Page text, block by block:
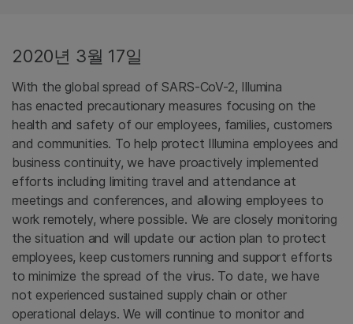
2020년 3월 17일
With the global spread of SARS-CoV-2, Illumina
has enacted precautionary measures focusing on the
health and safety of our employees, families, customers
and communities. To help protect Illumina employees and
business continuity, we have proactively implemented
efforts including limiting travel and attendance at
meetings and conferences, and allowing employees to
work remotely, where possible. We are closely monitoring
the situation and will update our action plan to protect
employees, keep customers running and support efforts
to minimize the spread of the virus. To date, we have
not experienced sustained supply chain or other
operational delays. We will continue to monitor and